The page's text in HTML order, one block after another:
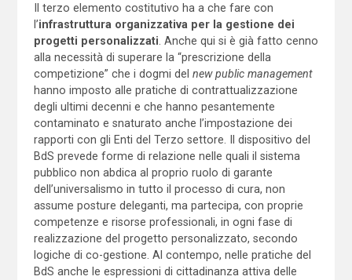
Il terzo elemento costitutivo ha a che fare con
l’infrastruttura organizzativa per la gestione dei
progetti personalizzati . Anche qui si è già fatto cenno
alla necessità di superare la “prescrizione della
competizione” che i dogmi del new public management
hanno imposto alle pratiche di contrattualizzazione
degli ultimi decenni e che hanno pesantemente
contaminato e snaturato anche l’impostazione dei
rapporti con gli Enti del Terzo settore. Il dispositivo del
BdS prevede forme di relazione nelle quali il sistema
pubblico non abdica al proprio ruolo di garante
dell’universalismo in tutto il processo di cura, non
assume posture deleganti, ma partecipa, con proprie
competenze e risorse professionali, in ogni fase di
realizzazione del progetto personalizzato, secondo
logiche di co-gestione. Al contempo, nelle pratiche del
BdS anche le espressioni di cittadinanza attiva delle